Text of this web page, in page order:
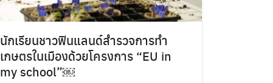
นักเรียนชาวฟินแลนด์สำรวจการทำ
เกษตรในเมืองด้วยโครงการ “EU in
my school”￼